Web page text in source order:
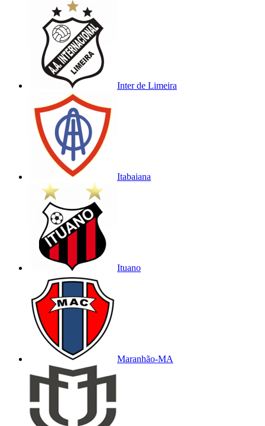
Inter de Limeira
Itabaiana
Ituano
Maranhão-MA